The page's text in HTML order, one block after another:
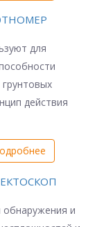
для
действия
и